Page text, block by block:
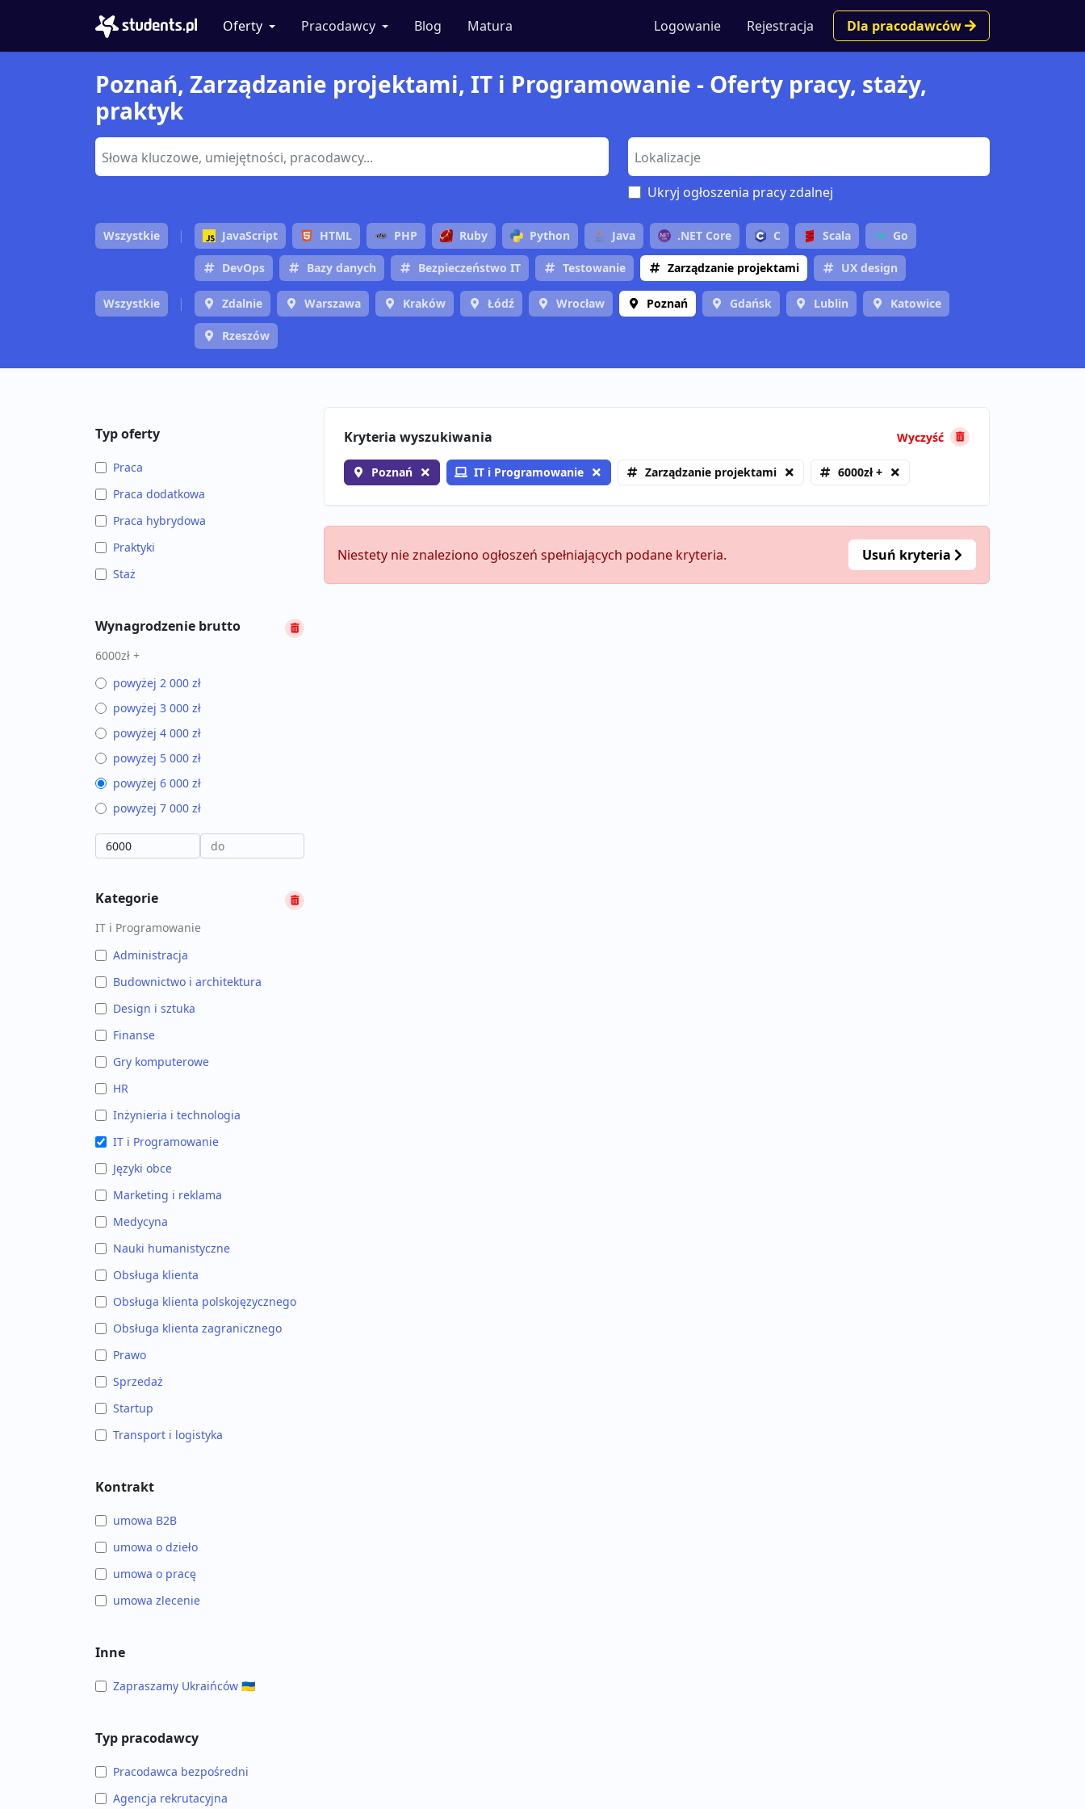
Oferty Pracodawcy Blog Matura Logowanie Rejestracja Dla pracodawców
Poznań, Zarządzanie projektami, IT i Programowanie - Oferty pracy, staży,
praktyk
Ukryj ogłoszenia pracy zdalnej
Wszystkie JavaScript HTML PHP Ruby Python Java .NET Core C Scala Go
DevOps Bazy danych Bezpieczeństwo IT Testowanie Zarządzanie projektami UX design
Wszystkie Zdalnie Warszawa Kraków Łódź Wrocław Poznań Gdańsk Lublin Katowice
Rzeszów
Typ oferty
Praca
Praca dodatkowa
Praca hybrydowa
Praktyki
Staż
Wynagrodzenie brutto
6000zł +
powyżej 2 000 zł
powyżej 3 000 zł
powyżej 4 000 zł
powyżej 5 000 zł
powyżej 6 000 zł
powyżej 7 000 zł
Kategorie
IT i Programowanie
Administracja
Budownictwo i architektura
Design i sztuka
Finanse
Gry komputerowe
HR
Inżynieria i technologia
IT i Programowanie
Języki obce
Marketing i reklama
Medycyna
Nauki humanistyczne
Obsługa klienta
Obsługa klienta polskojęzycznego
Obsługa klienta zagranicznego
Prawo
Sprzedaż
Startup
Transport i logistyka
Kontrakt
umowa B2B
umowa o dzieło
umowa o pracę
umowa zlecenie
Inne
Zapraszamy Ukraińców 🇺🇦
Typ pracodawcy
Pracodawca bezpośredni
Agencja rekrutacyjna
Kryteria wyszukiwania Wyczyść
Poznań IT i Programowanie Zarządzanie projektami 6000zł +
Niestety nie znaleziono ogłoszeń spełniających podane kryteria. Usuń kryteria